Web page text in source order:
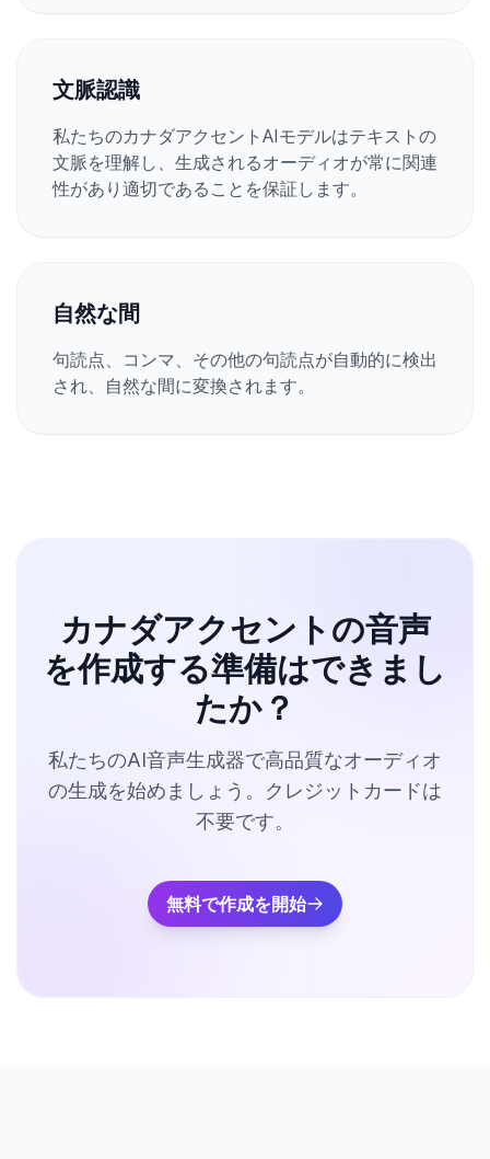
文脈認識
私たちのカナダアクセントAIモデルはテキストの
文脈を理解し、生成されるオーディオが常に関連
性があり適切であることを保証します。
自然な間
句読点、コンマ、その他の句読点が自動的に検出
され、自然な間に変換されます。
カナダアクセントの音声
を作成する準備はできまし
たか？
私たちのAI音声生成器で高品質なオーディオ
の生成を始めましょう。クレジットカードは
不要です。
無料で作成を開始